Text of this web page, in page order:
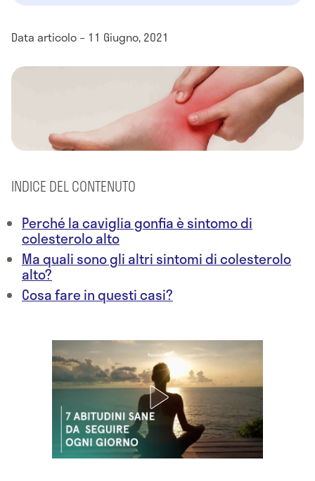
Data articolo – 11 Giugno, 2021
INDICE DEL CONTENUTO
Perché la caviglia gonfia è sintomo di
colesterolo alto
Ma quali sono gli altri sintomi di colesterolo
alto?
Cosa fare in questi casi?